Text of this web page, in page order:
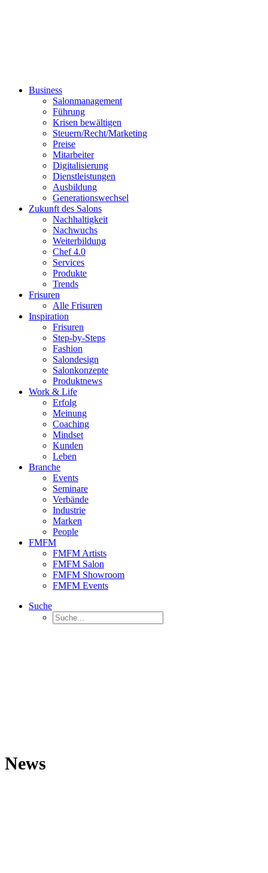
Business
Salonmanagement
Führung
Krisen bewältigen
Steuern/Recht/Marketing
Preise
Mitarbeiter
Digitalisierung
Dienstleistungen
Ausbildung
Generationswechsel
Zukunft des Salons
Nachhaltigkeit
Nachwuchs
Weiterbildung
Chef 4.0
Services
Produkte
Trends
Frisuren
Alle Frisuren
Inspiration
Frisuren
Step-by-Steps
Fashion
Salondesign
Salonkonzepte
Produktnews
Work & Life
Erfolg
Meinung
Coaching
Mindset
Kunden
Leben
Branche
Events
Seminare
Verbände
Industrie
Marken
People
FMFM
FMFM Artists
FMFM Salon
FMFM Showroom
FMFM Events
Suche
News